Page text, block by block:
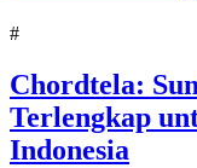
#
Chordtela:
Terlengkap
Indonesia